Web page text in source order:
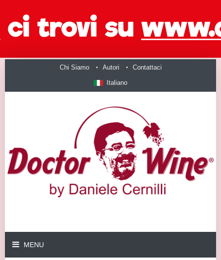
Chi Siamo Autori Contattaci
Italiano
MENU